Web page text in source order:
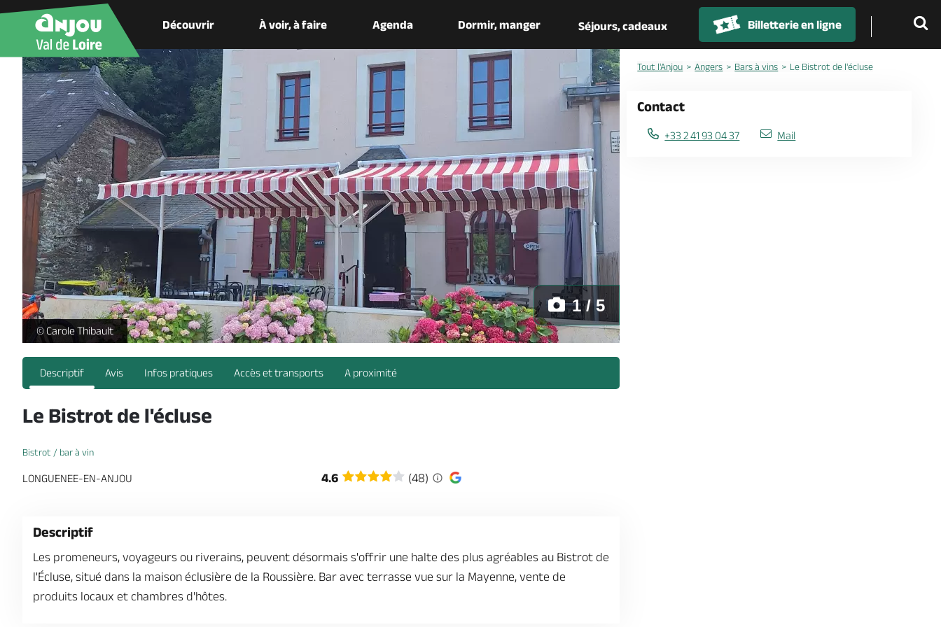
Découvrir À voir, à faire Agenda Dormir, manger Séjours, cadeaux Billetterie en ligne
-
© Carole Thibault
1 / 5
Descriptif Avis Infos pratiques Accès et transports A proximité
Le Bistrot de l'écluse
Bistrot / bar à vin
LONGUENEE-EN-ANJOU 4.6 (48)
Descriptif
Les promeneurs, voyageurs ou riverains, peuvent désormais s'offrir une halte des plus agréables au Bistrot de
l'Écluse, situé dans la maison éclusière de la Roussière. Bar avec terrasse vue sur la Mayenne, vente de
produits locaux et chambres d'hôtes.
Tout l'Anjou Angers Bars à vins Le Bistrot de l'écluse
Contact
+33 2 41 93 04 37 Mail